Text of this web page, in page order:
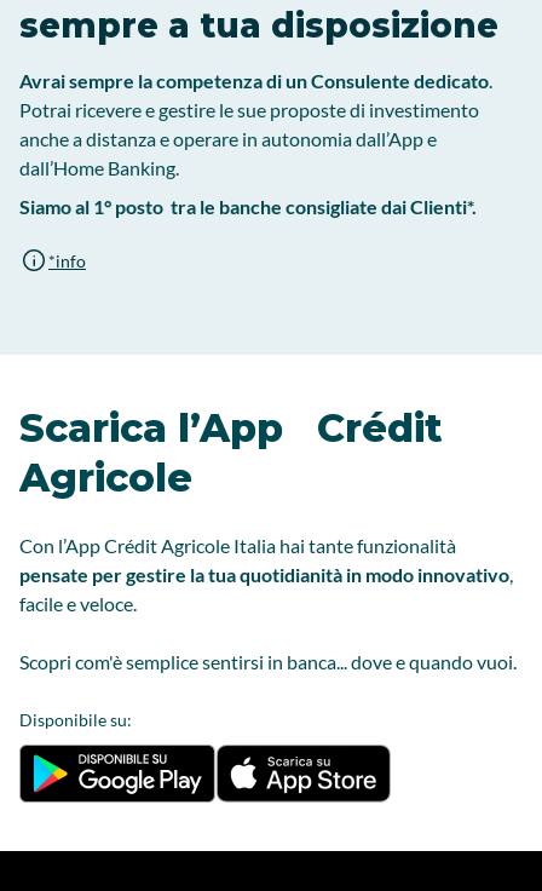
sempre a tua disposizione
Avrai sempre la competenza di un Consulente dedicato.
Potrai ricevere e gestire le sue proposte di investimento
anche a distanza e operare in autonomia dall’App e
dall’Home Banking.
Siamo al 1° posto tra le banche consigliate dai Clienti*.
*info
Scarica l’App Crédit
Agricole
Con l’App Crédit Agricole Italia hai tante funzionalità
pensate per gestire la tua quotidianità in modo innovativo,
facile e veloce.
Scopri com'è semplice sentirsi in banca... dove e quando vuoi.
Disponibile su: